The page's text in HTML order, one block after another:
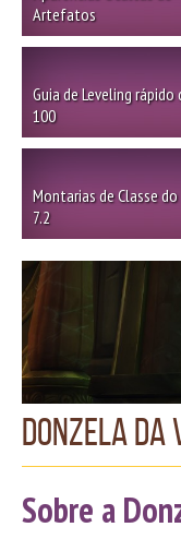
Artefatos
Guia de Leveling rápido
100
Montarias de Classe
7.2
Donzela da
Sobre a